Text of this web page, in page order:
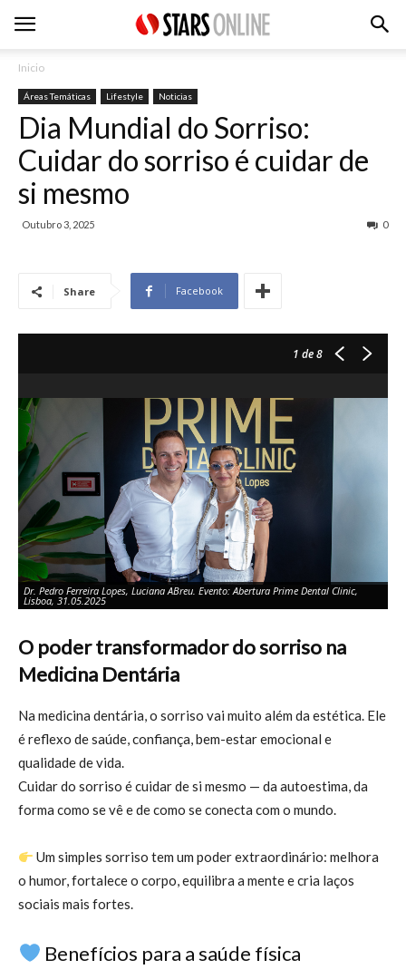
Inicio
Áreas Temáticas Lifestyle Noticias
Dia Mundial do Sorriso:
Cuidar do sorriso é cuidar de
si mesmo
Outubro 3, 2025 0
Share Facebook
1 de 8
Dr. Pedro Ferreira Lopes, Luciana ABreu. Evento: Abertura Prime Dental Clinic,
Lisboa, 31.05.2025
O poder transformador do sorriso na
Medicina Dentária
Na medicina dentária, o sorriso vai muito além da estética. Ele
é reflexo de saúde, confiança, bem-estar emocional e
qualidade de vida.
Cuidar do sorriso é cuidar de si mesmo — da autoestima, da
forma como se vê e de como se conecta com o mundo.
Um simples sorriso tem um poder extraordinário: melhora
o humor, fortalece o corpo, equilibra a mente e cria laços
sociais mais fortes.
Benefícios para a saúde física